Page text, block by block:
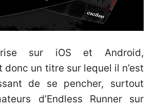
sur iOS et Android,
donc un titre sur lequel il n’est
de se pencher, surtout
d’Endless Runner sur